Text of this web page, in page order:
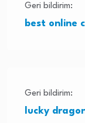
Geri bildirim:
best online
Geri bildirim:
lucky